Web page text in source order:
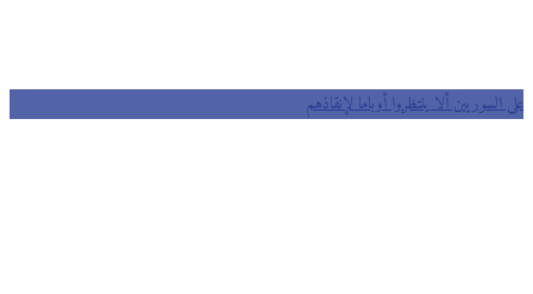
ألا ينتظروا أوباما لإنقاذهم